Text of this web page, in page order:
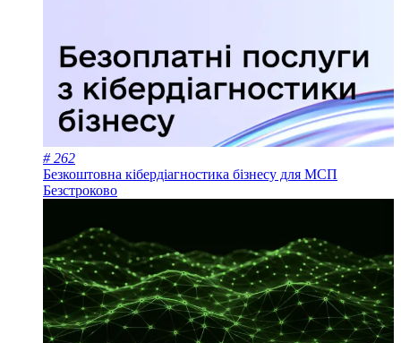
# 262
Безкоштовна кібердіагностика бізнесу для МСП
Безстроково